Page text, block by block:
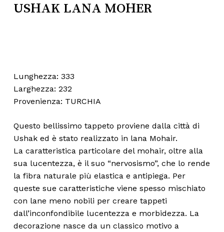
USHAK LANA MOHER
Lunghezza: 333
Larghezza: 232
Provenienza: TURCHIA
Questo bellissimo tappeto proviene dalla città di
Ushak ed è stato realizzato in lana Mohair.
La caratteristica particolare del mohair, oltre alla
sua lucentezza, è il suo “nervosismo”, che lo rende
la fibra naturale più elastica e antipiega. Per
queste sue caratteristiche viene spesso mischiato
con lane meno nobili per creare tappeti
dall’inconfondibile lucentezza e morbidezza. La
decorazione nasce da un classico motivo a